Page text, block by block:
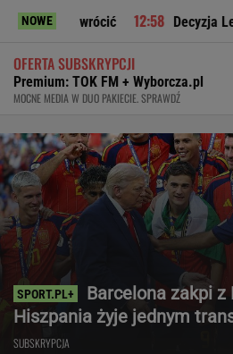
NOWE Decyzja Lewej
OFERTA SUBSKRYPCJI
Premium: TOK FM + Wyborcza.pl
MOCNE MEDIA W DUO PAKIECIE. SPRAWDŹ
Barcelona zakpi z
Hiszpania żyje jednym
SUBSKRYPCJA